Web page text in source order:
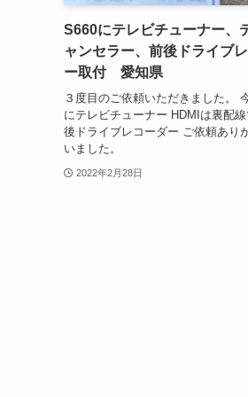
S660にテレビチューナー、
ャンセラー、前後ドライブ
ー取付 愛知県
３度目のご依頼いただきました。
にテレビチューナー HDMIは裏配
後ドライブレコーダー ご依頼あり
いました。
2022年2月28日